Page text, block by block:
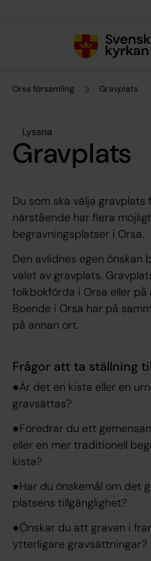
Orsa församling Gravplats
Lyssna
Gravplats
Du som ska välja
närstående har flera
begravningsplatser i Orsa.
Den avlidnes egen önskan
valet av gravplats.
folkbokförda i Orsa eller på
Boende i Orsa har på
på annan ort.
Frågor att ta ställning
●Är det en kista eller en
gravsättas?
●Föredrar du ett
eller en mer traditionell
kista?
●Har du önskemål om det
platsens tillgänglighet?
●Önskar du att graven i
ytterligare gravsättningar?